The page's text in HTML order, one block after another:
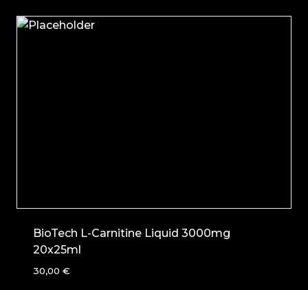
BioTech L-Carnitine Liquid 3000mg
20x25ml
30,00 €